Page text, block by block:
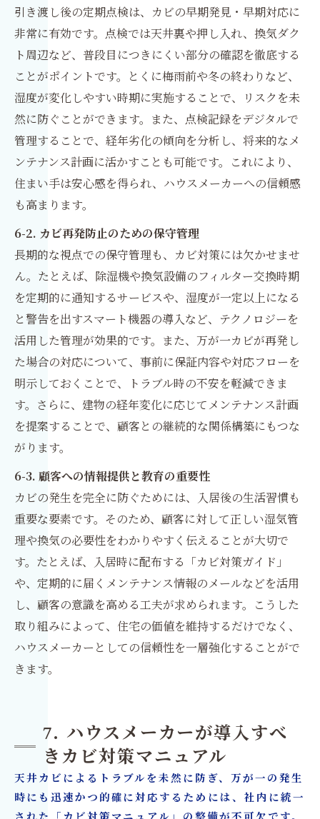
引き渡し後の定期点検は、カビの早期発見・早期対応に
非常に有効です。点検では天井裏や押し入れ、換気ダク
ト周辺など、普段目につきにくい部分の確認を徹底する
ことがポイントです。とくに梅雨前や冬の終わりなど、
湿度が変化しやすい時期に実施することで、リスクを未
然に防ぐことができます。また、点検記録をデジタルで
管理することで、経年劣化の傾向を分析し、将来的なメ
ンテナンス計画に活かすことも可能です。これにより、
住まい手は安心感を得られ、ハウスメーカーへの信頼感
も高まります。
6-2. カビ再発防止のための保守管理
長期的な視点での保守管理も、カビ対策には欠かせませ
ん。たとえば、除湿機や換気設備のフィルター交換時期
を定期的に通知するサービスや、湿度が一定以上になる
と警告を出すスマート機器の導入など、テクノロジーを
活用した管理が効果的です。また、万が一カビが再発し
た場合の対応について、事前に保証内容や対応フローを
明示しておくことで、トラブル時の不安を軽減できま
す。さらに、建物の経年変化に応じてメンテナンス計画
を提案することで、顧客との継続的な関係構築にもつな
がります。
6-3. 顧客への情報提供と教育の重要性
カビの発生を完全に防ぐためには、入居後の生活習慣も
重要な要素です。そのため、顧客に対して正しい湿気管
理や換気の必要性をわかりやすく伝えることが大切で
す。たとえば、入居時に配布する「カビ対策ガイド」
や、定期的に届くメンテナンス情報のメールなどを活用
し、顧客の意識を高める工夫が求められます。こうした
取り組みによって、住宅の価値を維持するだけでなく、
ハウスメーカーとしての信頼性を一層強化することがで
きます。
7. ハウスメーカーが導入すべ
きカビ対策マニュアル
天井カビによるトラブルを未然に防ぎ、万が一の発生
時にも迅速かつ的確に対応するためには、社内に統一